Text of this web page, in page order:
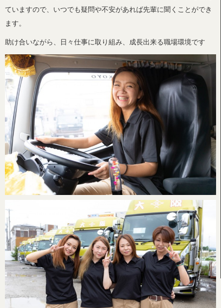
ていますので、いつでも疑問や不安があれば先輩に聞くことができ
ます。
助け合いながら、日々仕事に取り組み、成長出来る職場環境です